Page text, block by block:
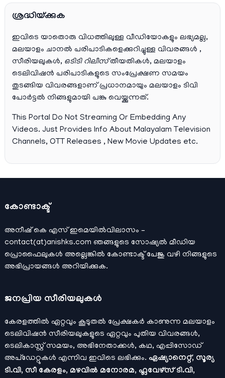
ശ്രദ്ധിയ്ക്കുക
ഇവിടെ യാതൊരു വിധത്തിലുള്ള വീഡിയോകളും ലഭ്യമല്ല,
മലയാളം ചാനല്‍ പരിപാടികളെക്കുറിച്ചുള്ള വിവരങ്ങള്‍ ,
സീരിയലുകള്‍, ഒടിടി റിലീസ്തീയതികള്‍, മലയാളം
ടെലിവിഷന്‍ പരിപാടികളുടെ സംപ്രേക്ഷണ സമയം
തുടങ്ങിയ വിവരങ്ങളാണ് പ്രധാനമായും മലയാളം ടിവി
പോര്‍ട്ടല്‍ നിങ്ങളുമായി പങ്കു വെയ്ക്കുന്നത്.
This Portal Do Not Streaming Or Embedding Any
Videos. Just Provides Info About Malayalam Television
Channels, OTT Releases , New Movie Updates etc.
കോണ്ടാക്ട്
അനീഷ്‌ കെ എസ് ഇമെയില്‍വിലാസം –
contact(at)anishks.com ഞങ്ങളുടെ സോഷ്യല്‍ മീഡിയ
പ്രൊഫൈലുകള്‍ അല്ലെങ്കില്‍ കോണ്ടാക്ട്പേജു വഴി നിങ്ങളുടെ
അഭിപ്രായങ്ങള്‍ അറിയിക്കുക.
ജനപ്രിയ സീരിയലുകള്‍
കേരളത്തിൽ ഏറ്റവും കൂടുതൽ പ്രേക്ഷകർ കാണുന്ന മലയാളം
ടെലിവിഷൻ സീരിയലുകളുടെ ഏറ്റവും പുതിയ വിവരങ്ങൾ,
ടെലികാസ്റ്റ് സമയം, അഭിനേതാക്കൾ, കഥ, എപ്പിസോഡ്
അപ്ഡേറ്റുകൾ എന്നിവ ഇവിടെ ലഭിക്കും. ഏഷ്യാനെറ്റ്, സൂര്യ
ടി.വി, സീ കേരളം, മഴവിൽ മനോരമ, ഫ്ലവേഴ്സ് ടി.വി,